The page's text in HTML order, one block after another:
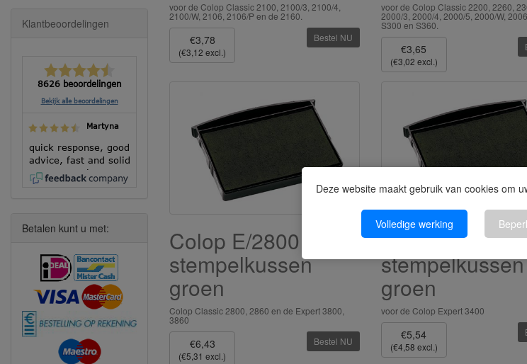
Deze website maakt gebruik van cookies om
Volledige werking
voor de Colop Classic 2100, 2100/3, 2100/4,
2100/W, 2106, 2106/P en de 2160.
€3,78
(€3,12 excl.)
Bestel NU
voor de Colop Classic 2200, 2260,
2000/3, 2000/4, 2000/5, 2000/W,
S300 en S360.
€3,65
(€3,02 excl.)
Colop E/2800
stempelkussen
groen
Colop Classic 2800, 2860 en de Expert 3800,
3860
€6,43
(€5,31 excl.)
Bestel NU
Colop E/3400
stempelkussen
groen
voor de Colop Expert 3400
€5,54
(€4,58 excl.)
Klantbeoordelingen
8626 beoordelingen
Bekijk alle beoordelingen
Martyna
quick response, good
advice, fast and solid
execution!
Betalen kunt u met: